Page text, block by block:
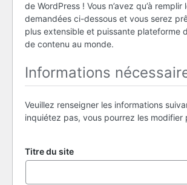
de WordPress ! Vous n’avez qu’à
demandées ci-dessous et vous serez
plus extensible et puissante plateforme
de contenu au monde.
Informations
Veuillez renseigner les informations
inquiétez pas, vous pourrez les modifier
Titre du site